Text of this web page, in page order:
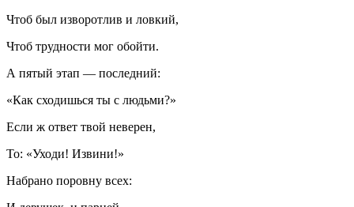
Чтоб был изворотлив и ловкий,
Чтоб трудности мог обойти.
А пятый этап — последний:
«Как сходишься ты с людьми?»
Если ж ответ твой неверен,
То: «Уходи! Извини!»
Набрано поровну всех: